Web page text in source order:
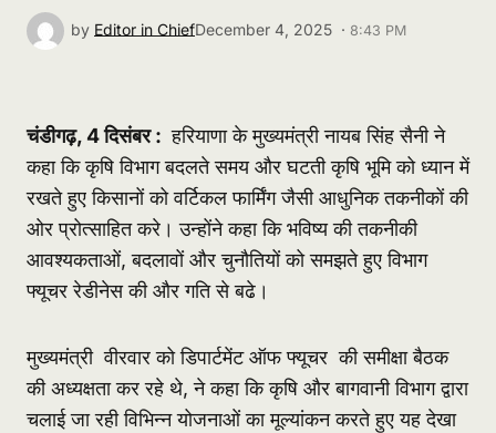
by Editor in ChiefDecember 4, 2025 · 8:43 PM
चंडीगढ़, 4 दिसंबर : हरियाणा के मुख्यमंत्री नायब सिंह सैनी ने
कहा कि कृषि विभाग बदलते समय और घटती कृषि भूमि को ध्यान में
रखते हुए किसानों को वर्टिकल फार्मिंग जैसी आधुनिक तकनीकों की
ओर प्रोत्साहित करे। उन्होंने कहा कि भविष्य की तकनीकी
आवश्यकताओं, बदलावों और चुनौतियों को समझते हुए विभाग
फ्यूचर रेडीनेस की और गति से बढे।
मुख्यमंत्री वीरवार को डिपार्टमेंट ऑफ फ्यूचर की समीक्षा बैठक
की अध्यक्षता कर रहे थे, ने कहा कि कृषि और बागवानी विभाग द्वारा
चलाई जा रही विभिन्न योजनाओं का मूल्यांकन करते हुए यह देखा